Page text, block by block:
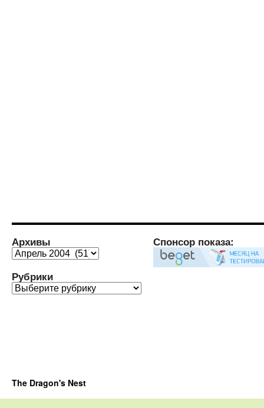
Архивы
Архивы
Рубрики
Рубрики
Спонсор показа:
The Dragon's Nest